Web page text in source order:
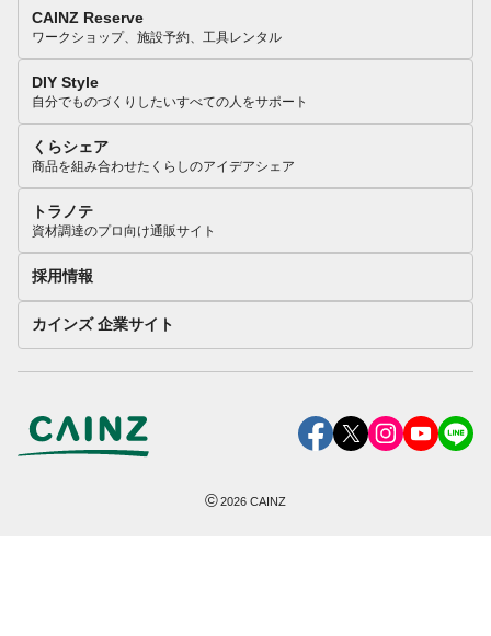
CAINZ Reserve
ワークショップ、施設予約、工具レンタル
DIY Style
自分でものづくりしたいすべての人をサポート
くらシェア
商品を組み合わせたくらしのアイデアシェア
トラノテ
資材調達のプロ向け通販サイト
採用情報
カインズ 企業サイト
©2026 CAINZ